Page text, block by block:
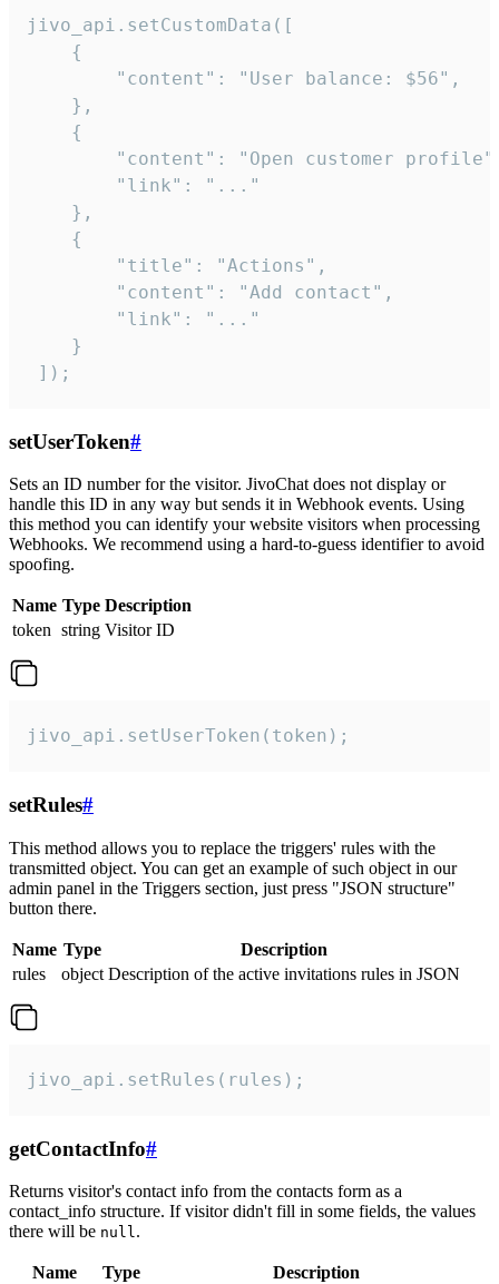
jivo_api.setCustomData([
    {
        "content": "User balance: $56",
    },
    {
"content": "Open customer
        "link": "..."
    },
    {
        "title": "Actions",
        "content": "Add contact",
        "link": "..."
    }
]);
setUserToken#
Sets an ID number for the visitor. JivoChat does not display or
handle this ID in any way but sends it in Webhook events. Using
this method you can identify your website visitors when processing
Webhooks. We recommend using a hard-to-guess identifier to avoid
spoofing.
Name Type Description
token string Visitor ID
jivo_api.setUserToken(token);
setRules#
This method allows you to replace the triggers' rules with the
transmitted object. You can get an example of such object in our
admin panel in the Triggers section, just press "JSON structure"
button there.
Name Type
Description
rules
object Description of the active invitations rules in JSON
jivo_api.setRules(rules);
getContactInfo#
Returns visitor's contact info from the contacts form as a
contact_info structure. If visitor didn't fill in some fields, the values
there will be null.
Name Type
Description